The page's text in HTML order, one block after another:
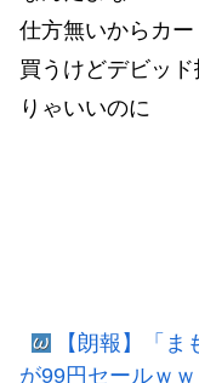
仕方無いからカ
買うけどデビッ
りゃいいのに
【朗報】「ま
が99円セールｗ